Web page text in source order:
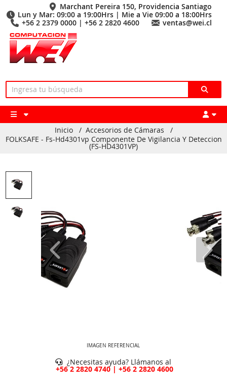
Marchant Pereira 150, Providencia Santiago
Lun y Mar: 09:00 a 19:00Hrs | Mie a Vie 09:00 a 18:00Hrs
+56 2 2379 0000 | +56 2 2820 4600
ventas@wei.cl
Inicio / Accesorios de Cámaras
/
FOLKSAFE - Fs-Hd4301vp Componente De Vigilancia Y Deteccion
(FS-HD4301VP)
IMAGEN REFERENCIAL
¿Necesitas ayuda? Llámanos al
+56 2 2820 4740 | +56 2 2820 4600